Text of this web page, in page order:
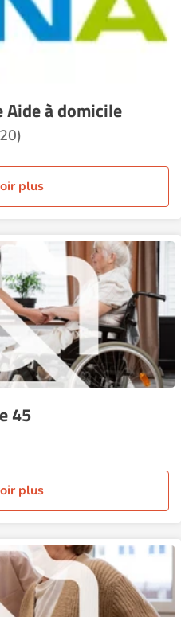
Aide à domicile
plus
45
plus